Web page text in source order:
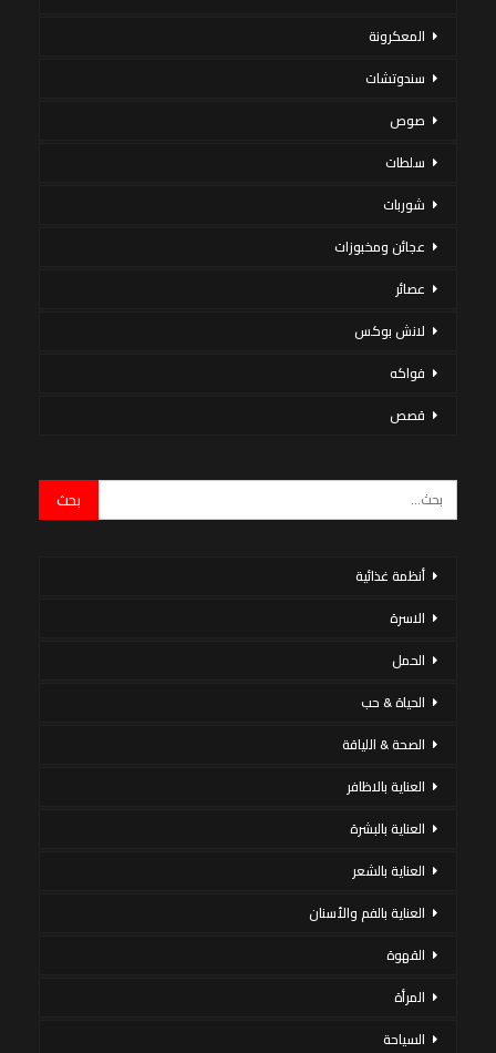
المعكرونة
سندوتشات
صوص
سلطات
شوربات
عجائن ومخبوزات
عصائر
لانش بوكس
فواكه
قصص
أنظمة غذائية
الاسرة
الحمل
الحياة & حب
الصحة & اللياقة
العناية بالاظافر
العناية بالبشرة
العناية بالشعر
العناية بالفم والأسنان
القهوة
المرأة
السياحة